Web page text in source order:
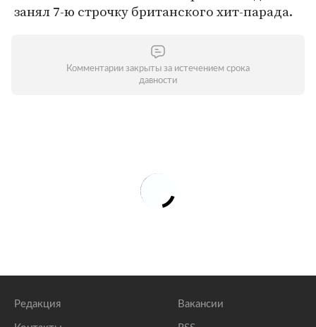
занял 7-ю строчку британского хит-парада.
Комментарии закрыты за истечением срока
давности
Редакция Вакансии